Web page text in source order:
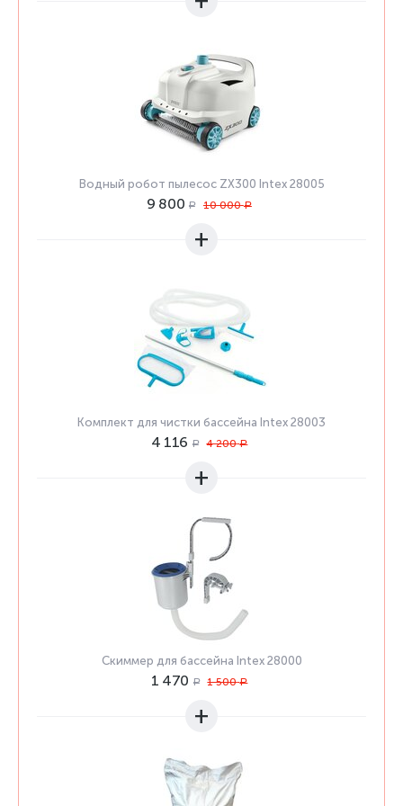
Водный робот пылесос ZX300 Intex 28005
9 800 Р 10 000 Р
+
Комплект для чистки бассейна Intex 28003
4 116 Р 4 200 Р
+
Скиммер для бассейна Intex 28000
1 470 Р 1 500 Р
+